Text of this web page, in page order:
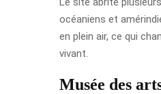
océaniens et
en plein air, ce qui
vivant.
Musée des